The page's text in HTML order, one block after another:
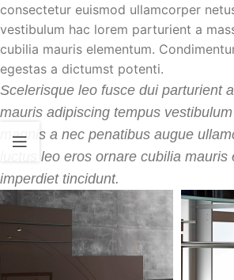
consectetur euismod ullamcorper
vestibulum hac lorem parturient a
cubilia mauris elementum.
egestas a dictumst potenti.
Scelerisque leo fusce dui parturient
mauris adipiscing tempus
magnis a nec penatibus augue
luctus leo eros ornare cubilia mauris
imperdiet tincidunt.